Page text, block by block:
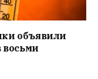
объявили